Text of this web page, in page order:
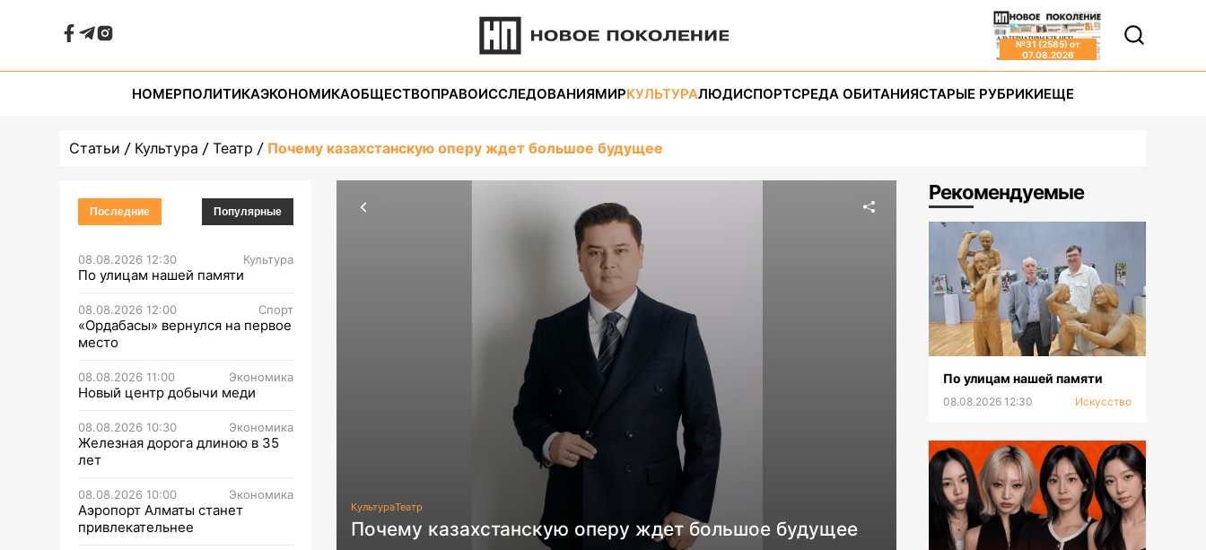
№31 (2585) от
07.08.2026
НОМЕРПОЛИТИКАЭКОНОМИКАОБЩЕСТВОПРАВОИССЛЕДОВАНИЯМИРКУЛЬТУРАЛЮДИСПОРТСРЕДА ОБИТАНИЯСТАРЫЕ РУБРИКИЕЩЕ
Статьи Культура Театр Почему казахстанскую оперу ждет большое будущее
Последние Популярные
08.08.2026 12:30 Культура
По улицам нашей памяти
08.08.2026 12:00 Спорт
«Ордабасы» вернулся на первое
место
08.08.2026 11:00 Экономика
Новый центр добычи меди
08.08.2026 10:30 Экономика
Железная дорога длиною в 35
лет
08.08.2026 10:00 Экономика
Аэропорт Алматы станет
привлекательнее
КультураТеатр
Почему казахстанскую оперу ждет большое будущее
Рекомендуемые
По улицам нашей памяти
08.08.2026 12:30 Искусство